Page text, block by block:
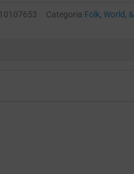
Categoria Folk, World,